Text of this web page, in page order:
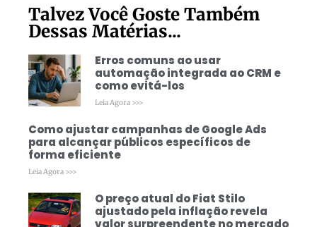
Talvez Você Goste Também
Dessas Matérias...
Erros comuns ao usar
automação integrada ao CRM e
como evitá-los
Leia Agora >>>
Como ajustar campanhas de Google Ads
para alcançar públicos específicos de
forma eficiente
Leia Agora >>>
O preço atual do Fiat Stilo
ajustado pela inflação revela